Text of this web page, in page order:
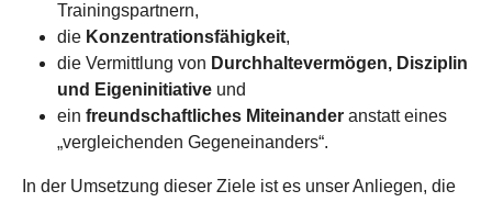
Trainingspartnern,
die Konzentrationsfähigkeit,
die Vermittlung von Durchhaltevermögen, Disziplin
und Eigeninitiative und
ein freundschaftliches Miteinander anstatt eines
„vergleichenden Gegeneinanders“.
In der Umsetzung dieser Ziele ist es unser Anliegen, die